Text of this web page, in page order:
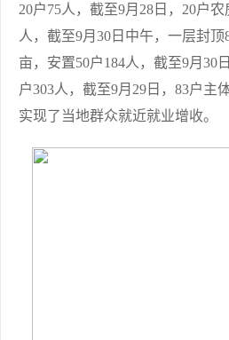
20户75人，截至9月28日，20户
人，截至9月30日中午，一层封
亩，安置50户184人，截至9月30
户303人，截至9月29日，83户
实现了当地群众就近就业增收。